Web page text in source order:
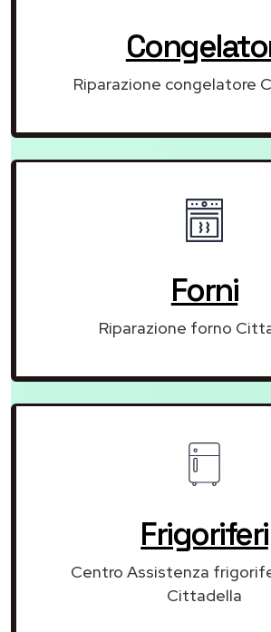
Riparazione congelatore
Forni
Riparazione forno
Frigoriferi
Centro Assistenza
Cittadella